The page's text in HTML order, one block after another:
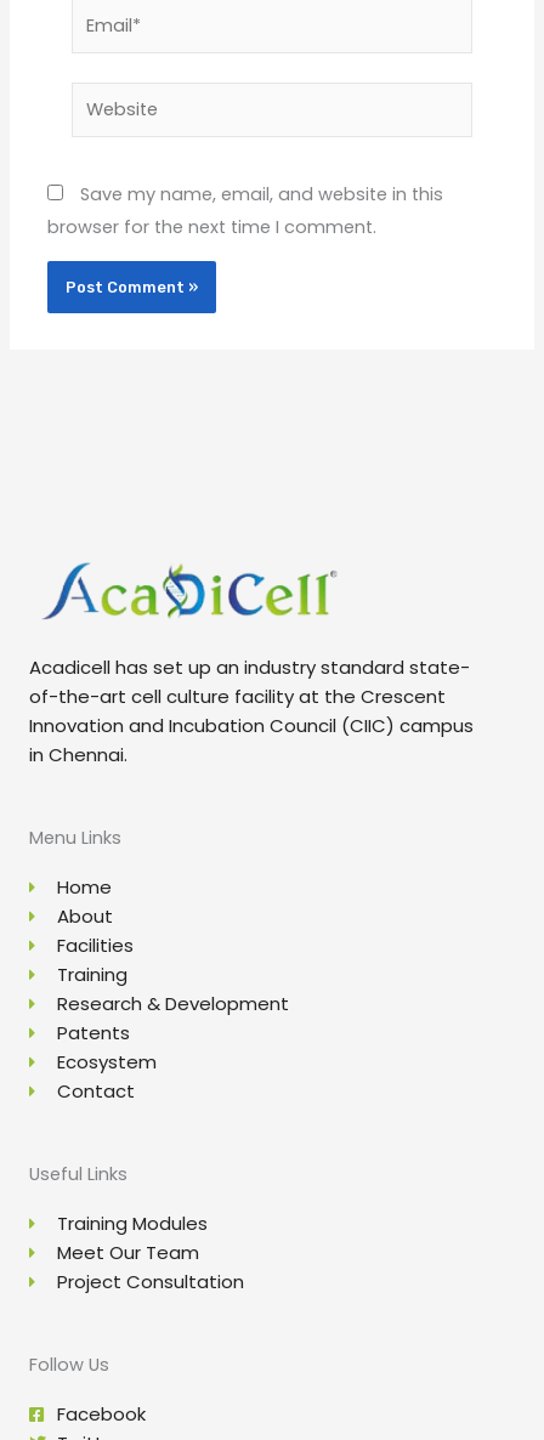
Website
Save my name, email, and website in this
browser for the next time I comment.
Acadicell has set up an industry standard state-
of-the-art cell culture facility at the Crescent
Innovation and Incubation Council (CIIC) campus
in Chennai.
Menu Links
Home
About
Facilities
Training
Research & Development
Patents
Ecosystem
Contact
Useful Links
Training Modules
Meet Our Team
Project Consultation
Follow Us
Facebook